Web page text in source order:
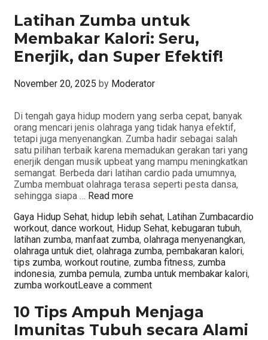
Latihan Zumba untuk
Membakar Kalori: Seru,
Enerjik, dan Super Efektif!
November 20, 2025 by Moderator
Di tengah gaya hidup modern yang serba cepat, banyak
orang mencari jenis olahraga yang tidak hanya efektif,
tetapi juga menyenangkan. Zumba hadir sebagai salah
satu pilihan terbaik karena memadukan gerakan tari yang
enerjik dengan musik upbeat yang mampu meningkatkan
semangat. Berbeda dari latihan cardio pada umumnya,
Zumba membuat olahraga terasa seperti pesta dansa,
sehingga siapa … Read more
Categories
Gaya Hidup Sehat, hidup lebih sehat, Latihan ZumbaTags
cardio
workout, dance workout, Hidup Sehat, kebugaran tubuh,
latihan zumba, manfaat zumba, olahraga menyenangkan,
olahraga untuk diet, olahraga zumba, pembakaran kalori,
tips zumba, workout routine, zumba fitness, zumba
indonesia, zumba pemula, zumba untuk membakar kalori,
zumba workoutLeave a comment
10 Tips Ampuh Menjaga
Imunitas Tubuh secara Alami